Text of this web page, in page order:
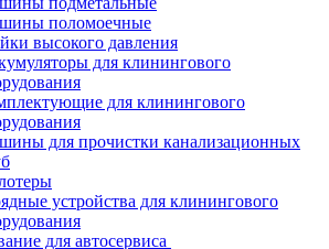
поломоечные
высокого давления
для клинингового
для клинингового
для прочистки канализационных
устройства для клинингового
для автосервиса